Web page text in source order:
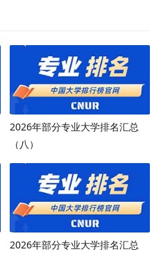
2026年部分专业大学排名汇总
（八）
2026年部分专业大学排名汇总